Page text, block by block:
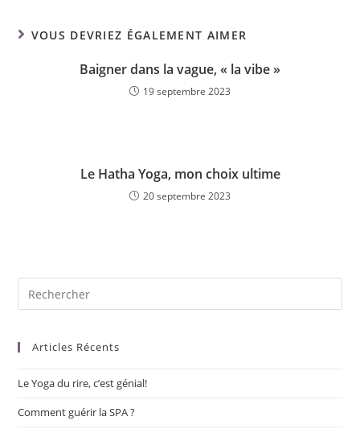
e e
dI
l e
n
g
g
er
VOUS DEVRIEZ ÉGALEMENT AIMER
Baigner dans la vague, « la vibe »
19 septembre 2023
Le Hatha Yoga, mon choix ultime
20 septembre 2023
Articles Récents
Le Yoga du rire, c’est génial!
Comment guérir la SPA ?